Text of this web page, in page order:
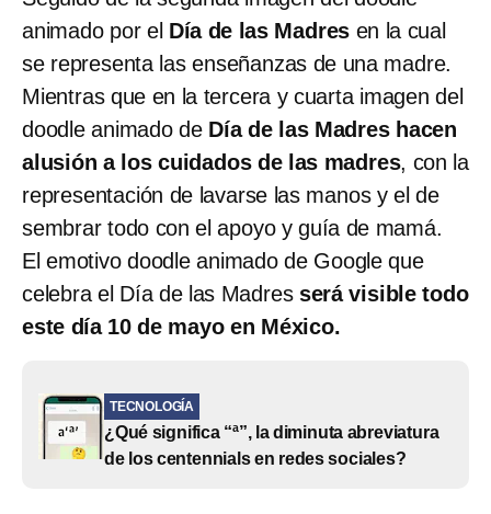
animado por el Día de las Madres en la cual
se representa las enseñanzas de una madre.
Mientras que en la tercera y cuarta imagen del
doodle animado de Día de las Madres hacen
alusión a los cuidados de las madres, con la
representación de lavarse las manos y el de
sembrar todo con el apoyo y guía de mamá.
El emotivo doodle animado de Google que
celebra el Día de las Madres será visible todo
este día 10 de mayo en México.
TECNOLOGÍA
¿Qué significa “ª”, la diminuta abreviatura
de los centennials en redes sociales?